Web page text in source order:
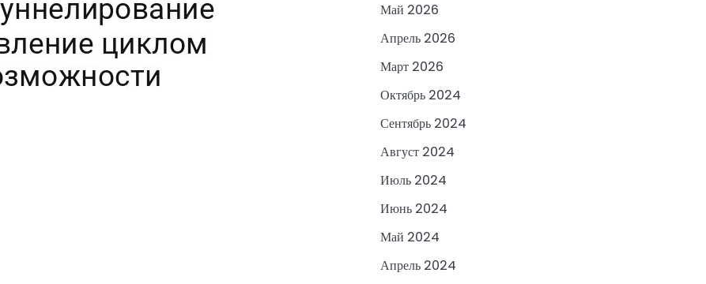
Май 2026
Апрель 2026
Март 2026
Октябрь 2024
Сентябрь 2024
Август 2024
Июль 2024
Июнь 2024
Май 2024
Апрель 2024